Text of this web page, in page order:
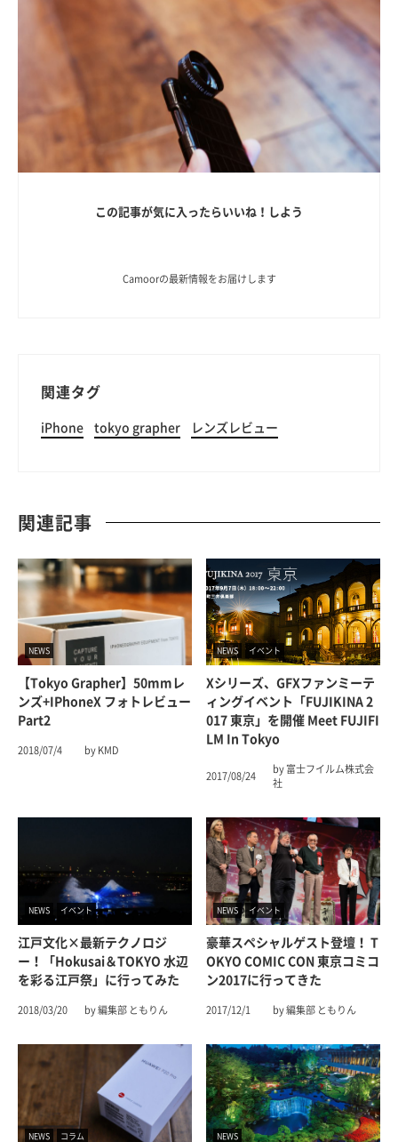
この記事が気に入ったらいいね！しよう
Camoorの最新情報をお届けします
関連タグ
iPhone tokyo grapher レンズレビュー
関連記事
NEWS
【tokyo Grapher】50mmレ
ンズ+iPhoneX フォトレビュー
Part2
2018/07/4 by KMD
NEWS イベント
Xシリーズ、GFXファンミーテ
ィングイベント「FUJIKINA 2
017 東京」を開催 Meet FUJIFI
LM In Tokyo
2017/08/24
by 富士フイルム株式会
社
NEWS イベント
江戸文化×最新テクノロジ
ー！「hokusai＆TOKYO 水辺
を彩る江戸祭」に行ってみた
2018/03/20 by 編集部 ともりん
NEWS イベント
豪華スペシャルゲスト登壇！ T
OKYO COMIC CON 東京コミコ
ン2017に行ってきた
2017/12/1 by 編集部 ともりん
NEWS コラム NEWS